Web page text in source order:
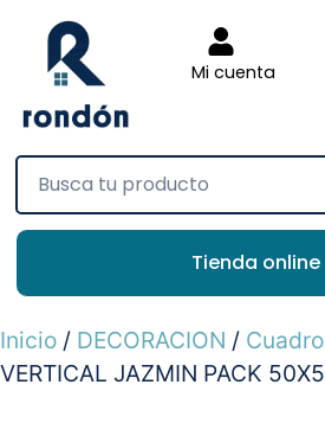
Mi cuenta
Tienda online
Inicio / DECORACION /
VERTICAL JAZMIN PACK